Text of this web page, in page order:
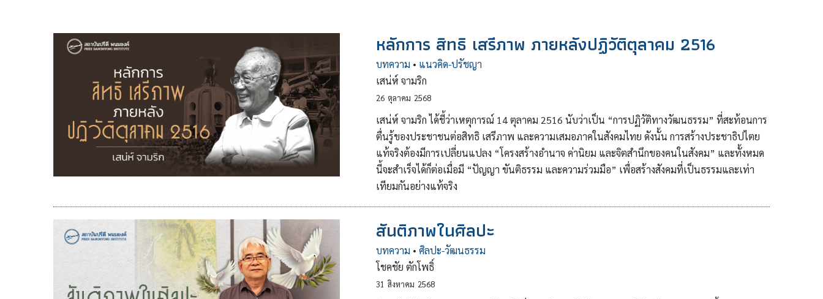
หลักการ สิทธิ เสรีภาพ ภายหลังปฏิวัติตุลาคม 2516
บทความ • แนวคิด-ปรัชญา
เสน่ห์ จามริก
26 ตุลาคม 2568
เสน่ห์ จามริก ได้ชี้ว่าเหตุการณ์ 14 ตุลาคม 2516 นับว่าเป็น “การปฏิวัติทางวัฒนธรรม” ที่สะท้อนการ
ตื่นรู้ของประชาชนต่อสิทธิ เสรีภาพ และความเสมอภาคในสังคมไทย ดังนั้น การสร้างประชาธิปไตย
แท้จริงต้องมีการเปลี่ยนแปลง “โครงสร้างอำนาจ ค่านิยม และจิตสำนึกของคนในสังคม” และทั้งหมด
นี้จะสำเร็จได้ก็ต่อเมื่อมี “ปัญญา ขันติธรรม และความร่วมมือ” เพื่อสร้างสังคมที่เป็นธรรมและเท่า
เทียมกันอย่างแท้จริง
สันติภาพในศิลปะ
บทความ • ศิลปะ-วัฒนธรรม
โชคชัย ตักโพธิ์
31 สิงหาคม 2568